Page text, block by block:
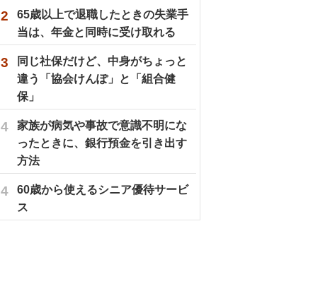
2
65歳以上で退職したときの失業手
当は、年金と同時に受け取れる
3
同じ社保だけど、中身がちょっと
違う「協会けんぽ」と「組合健
保」
4
家族が病気や事故で意識不明にな
ったときに、銀行預金を引き出す
方法
4
60歳から使えるシニア優待サービ
ス